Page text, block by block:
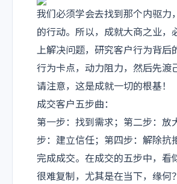
我们必须学会去找到那个内驱力
的行动。 所以，成就大商之业，
上解决问题，研究客户行为背后
行为卡点，动力阻力，然后先渡
请注意，这是成就一切的根基！
成交客户五步曲：
第一步：找到需求；第二步：放
步：建立信任；第四步：解除抗
完成成交。 在成交的五步中，看
很难复制，尤其是在当下，缘何